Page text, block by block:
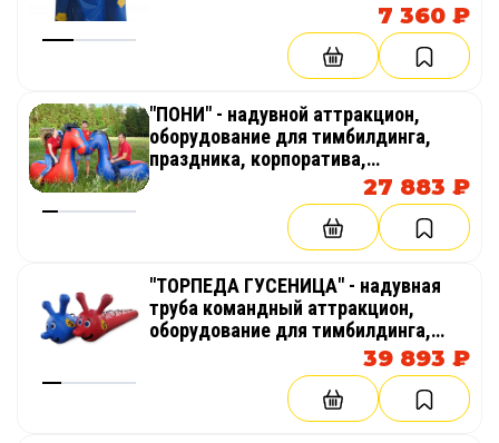
соревнований, веселых стартов,
7 360 ₽
"ПОНИ" - надувной аттракцион,
оборудование для тимбилдинга,
праздника, корпоратива,
соревнований, веселых стартов,
27 883 ₽
"ТОРПЕДА ГУСЕНИЦА" - надувная
труба командный аттракцион,
оборудование для тимбилдинга,
праздника, корпоратива,
соревнований, веселых стартов,
39 893 ₽